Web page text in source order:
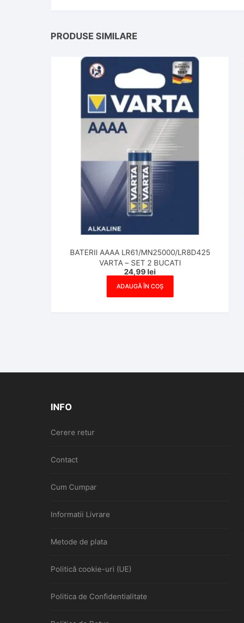
PRODUSE SIMILARE
BATERII AAAA LR61/MN25000/LR8D425
VARTA – SET 2 BUCATI
24,99 lei
ADAUGĂ ÎN COȘ
INFO
Cerere retur
Contact
Cum Cumpar
Informatii Livrare
Metode de plata
Politică cookie-uri (UE)
Politica de Confidentialitate